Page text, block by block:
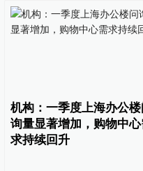
机构：一季度上海办公楼
询量显著增加，购物中
求持续回升